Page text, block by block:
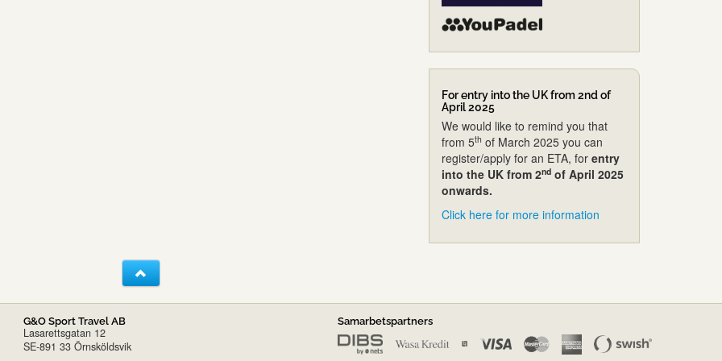
For entry into the UK from 2nd of
April 2025
We would like to remind you that
from 5th of March 2025 you can
register/apply for an ETA, for entry
into the UK from 2ndof April 2025
onwards.
Click here for more information
G&O Sport Travel AB
Lasarettsgatan 12
SE-891 33 Örnsköldsvik
Samarbetspartners